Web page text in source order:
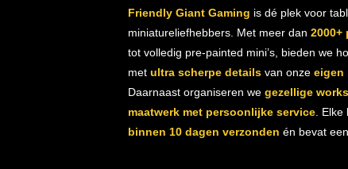
Friendly Giant Gaming is dé plek voor
miniatureliefhebbers. Met meer dan 2000+
tot volledig pre-painted mini’s, bieden we
met ultra scherpe detailsvan onze eigen
Daarnaast organiseren we gezellige
maatwerk met persoonlijke service. Elke
binnen 10 dagen verzonden én bevat